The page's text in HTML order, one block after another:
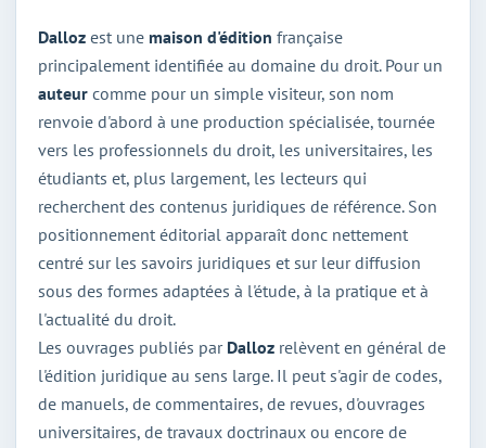
Dalloz est une maison d'édition française
principalement identifiée au domaine du droit. Pour un
auteur comme pour un simple visiteur, son nom
renvoie d'abord à une production spécialisée, tournée
vers les professionnels du droit, les universitaires, les
étudiants et, plus largement, les lecteurs qui
recherchent des contenus juridiques de référence. Son
positionnement éditorial apparaît donc nettement
centré sur les savoirs juridiques et sur leur diffusion
sous des formes adaptées à l'étude, à la pratique et à
l'actualité du droit.
Les ouvrages publiés par Dalloz relèvent en général de
l'édition juridique au sens large. Il peut s'agir de codes,
de manuels, de commentaires, de revues, d'ouvrages
universitaires, de travaux doctrinaux ou encore de